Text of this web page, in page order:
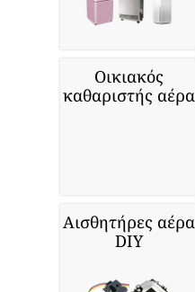
Οικιακός
καθαριστής αέρα
Αισθητήρες αέρα
DIY